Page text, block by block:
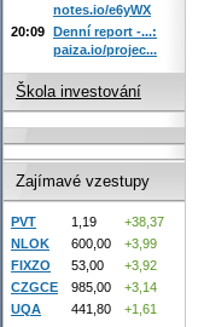
notes.io/e6yWX
20:09 Denní report -...:
paiza.io/projec...
Škola investování
Zajímavé vzestupy
PVT 1,19
+38,37
NLOK
600,00
+3,99
FIXZO
53,00
+3,92
CZGCE
985,00
+3,14
UQA
441,80 +1,61